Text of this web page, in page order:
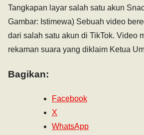
Tangkapan layar salah satu akun
Gambar: Istimewa) Sebuah video
dari salah satu akun di TikTok. Video
rekaman suara yang diklaim Ketua
Bagikan:
Facebook
X
WhatsApp